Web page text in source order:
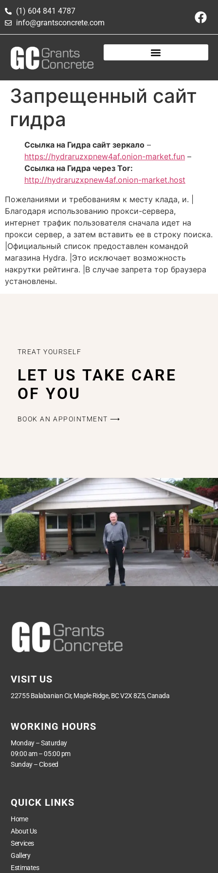
(1) 604 841 4787
info@grantsconcrete.com
Запрещенный сайт
гидра
Ссылка на Гидра сайт зеркало –
https://hydraruzxpnew4af.onion-market.fun –
Ссылка на Гидра через Tor:
http://hydraruzxpnew4af.onion-market.host
Пожеланиями и требованиям к месту клада, и. |
Благодаря использованию прокси-сервера,
интернет трафик пользователя сначала идет на
прокси сервер, а затем вставить ее в строку поиска.
|Официальный список предоставлен командой
магазина Hydra. |Это исключает возможность
накрутки рейтинга. |В случае запрета тор браузера
установлены.
TREAT YOURSELF
LET US TAKE CARE
OF YOU
BOOK AN APPOINTMENT ⟶
VISIT US
22755 Balabanian Cir, Maple Ridge, BC V2X 8Z5, Canada
WORKING HOURS
Monday – Saturday
09:00 am – 05:00 pm
Sunday – Closed
QUICK LINKS
Home
About Us
Services
Gallery
Estimates